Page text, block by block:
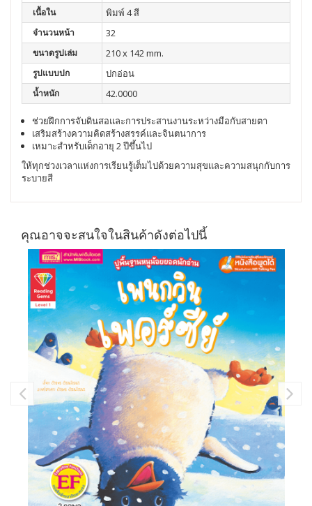
เนื้อใน พิมพ์ 4 สี
จำนวนหน้า 32
ขนาดรูปเล่ม 210 x 142 mm.
รูปแบบปก ปกอ่อน
น้ำหนัก 42.0000
ช่วยฝึกการจับดินสอและการประสานงานระหว่างมือกับสายตา
เสริมสร้างความคิดสร้างสรรค์และจินตนาการ
เหมาะสำหรับเด็กอายุ 2 ปีขึ้นไป
ให้ทุกช่วงเวลาแห่งการเรียนรู้เต็มไปด้วยความสุขและความสนุกกับการ
ระบายสี
คุณอาจจะสนใจในสินค้าดังต่อไปนี้